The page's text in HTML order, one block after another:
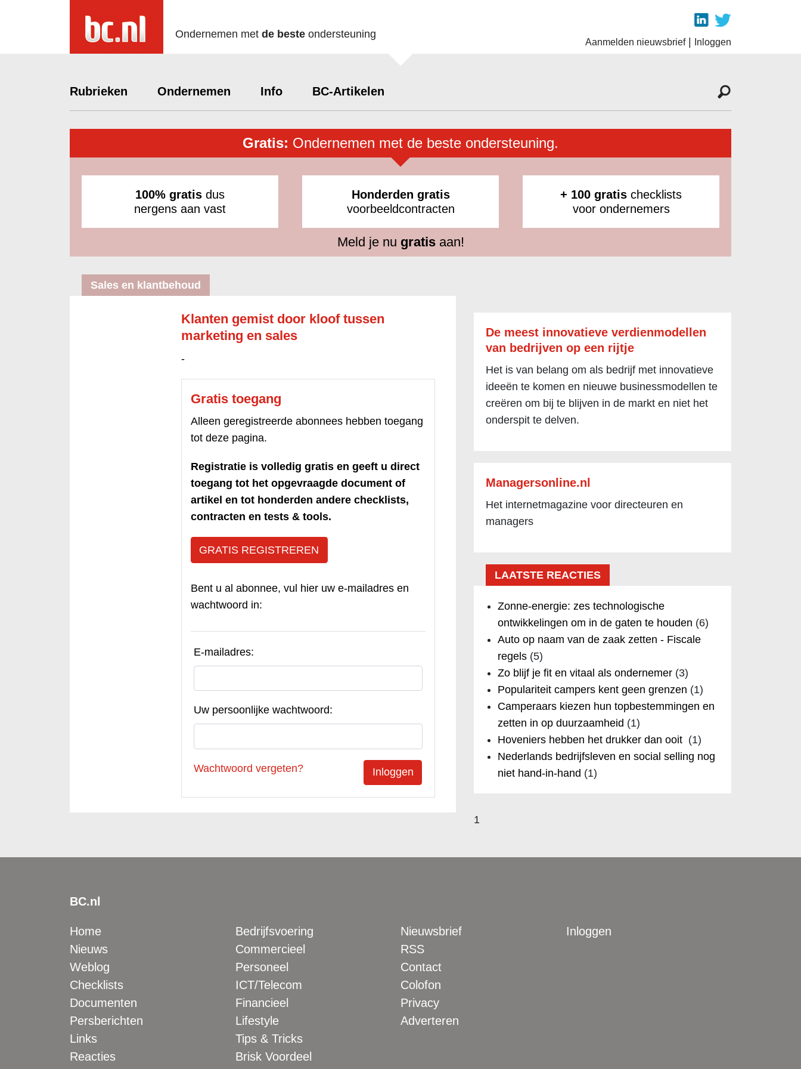
Ondernemen met de beste ondersteuning
Aanmelden nieuwsbrief| Inloggen
Rubrieken Ondernemen Info BC-Artikelen
Gratis: Ondernemen met de beste ondersteuning.
100% gratis dus
nergens aan vast
Honderden gratis
voorbeeldcontracten
+ 100 gratis checklists
voor ondernemers
Meld je nu gratisaan!
Sales en klantbehoud
Klanten gemist door kloof tussen
marketing en sales
-
Gratis toegang
Alleen geregistreerde abonnees hebben toegang
tot deze pagina.
Registratie is volledig gratis en geeft u direct
toegang tot het opgevraagde document of
artikel en tot honderden andere checklists,
contracten en tests & tools.
GRATIS REGISTREREN
Bent u al abonnee, vul hier uw e-mailadres en
wachtwoord in:
E-mailadres:
Uw persoonlijke wachtwoord:
Wachtwoord vergeten?
De meest innovatieve verdienmodellen
van bedrijven op een rijtje
Het is van belang om als bedrijf met innovatieve
ideeën te komen en nieuwe businessmodellen te
creëren om bij te blijven in de markt en niet het
onderspit te delven.
Managersonline.nl
Het internetmagazine voor directeuren en
managers
LAATSTE REACTIES
Zonne-energie: zes technologische
ontwikkelingen om in de gaten te houden (6)
Auto op naam van de zaak zetten - Fiscale
regels(5)
Zo blijf je fit en vitaal als ondernemer(3)
Populariteit campers kent geen grenzen (1)
Camperaars kiezen hun topbestemmingen en
zetten in op duurzaamheid (1)
Hoveniers hebben het drukker dan ooit (1)
Nederlands bedrijfsleven en social selling nog
niet hand-in-hand (1)
1
BC.nl
Home
Nieuws
Weblog
Checklists
Documenten
Persberichten
Links
Reacties
Bedrijfsvoering
Commercieel
Personeel
ICT/Telecom
Financieel
Lifestyle
Tips & Tricks
Brisk Voordeel
Nieuwsbrief
RSS
Contact
Colofon
Privacy
Adverteren
Inloggen